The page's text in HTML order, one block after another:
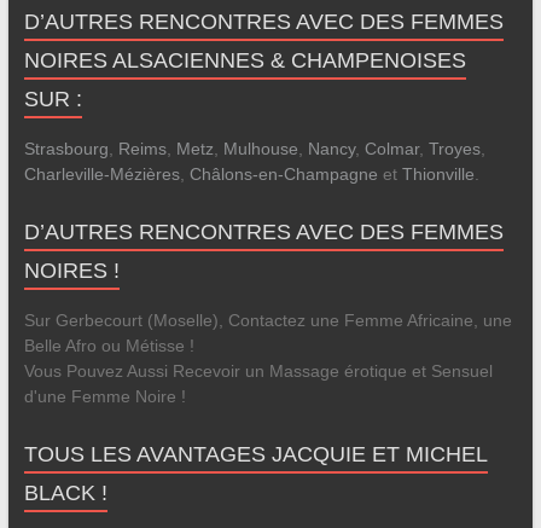
D’AUTRES RENCONTRES AVEC DES FEMMES
NOIRES ALSACIENNES & CHAMPENOISES
SUR :
Strasbourg Reims, Metz Mulhouse Nancy, Colmar, Troyes,
Charleville-Mézières, Châlons-en-Champagne et Thionville
D’AUTRES RENCONTRES AVEC DES FEMMES
NOIRES !
Sur Gerbecourt (Moselle), Contactez une Femme Africaine, une
Belle Afro ou Métisse !
Vous Pouvez Aussi Recevoir un Massage érotique et Sensuel
d'une Femme Noire !
TOUS LES AVANTAGES JACQUIE ET MICHEL
BLACK !